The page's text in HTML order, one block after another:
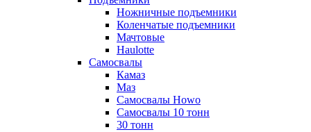
Ножничные подъемники
Коленчатые подъемники
Мачтовые
Haulotte
Самосвалы
Камаз
Маз
Самосвалы Howo
Самосвалы 10 тонн
30 тонн